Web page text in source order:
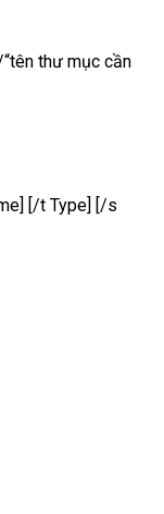
thư mục cần
[/t Type] [/s